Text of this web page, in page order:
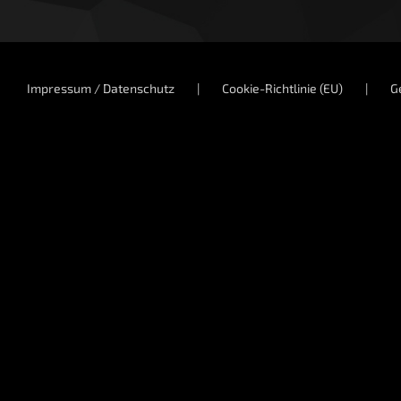
Impressum / Datenschutz Cookie-Richtlinie (EU)